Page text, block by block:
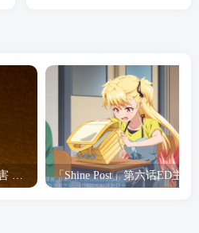
overlord卢贝多的龙王谁厉害 「Overlord」露普斯蕾琪娜·贝塔手办开订